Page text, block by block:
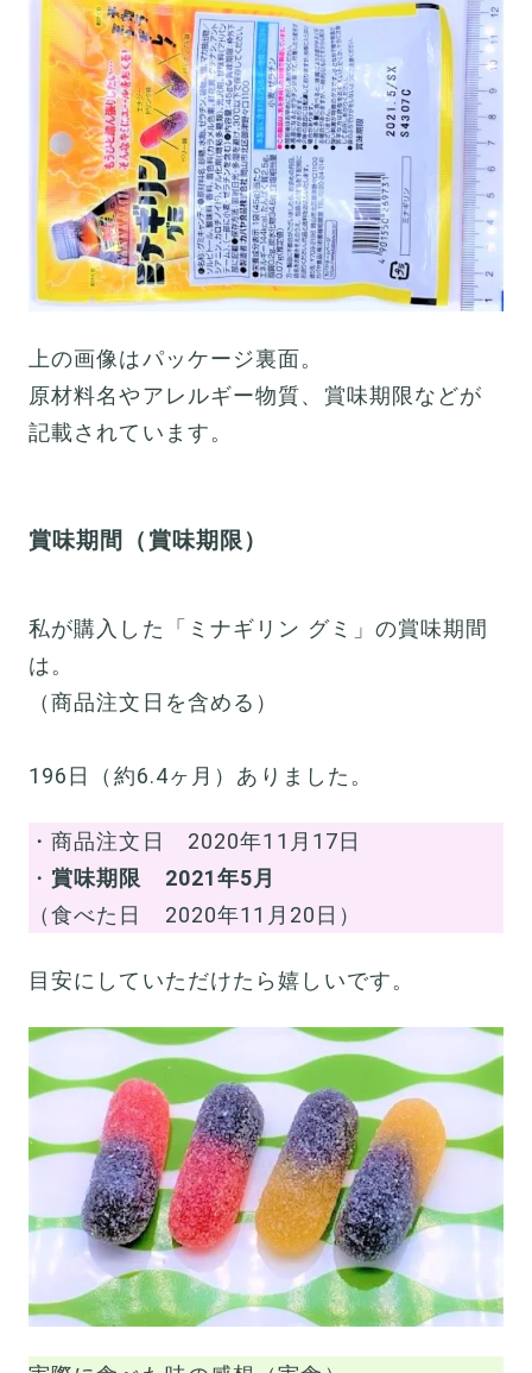
上の画像はパッケージ裏面。
原材料名やアレルギー物質、賞味期限などが
記載されています。
賞味期間（賞味期限）
私が購入した「ミナギリン グミ」の賞味期間
は。
（商品注文日を含める）
196日（約6.4ヶ月）ありました。
・商品注文日 2020年11月17日
・ 賞味期限 2021年5月
（食べた日 2020年11月20日）
目安にしていただけたら嬉しいです。